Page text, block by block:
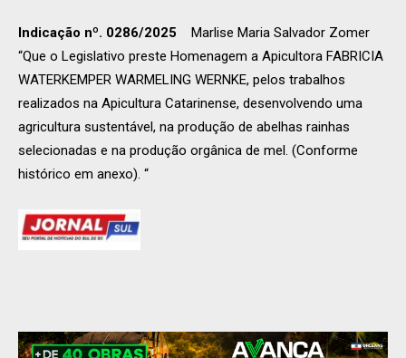
Indicação nº. 0286/2025
Marlise Maria Salvador Zomer
“Que o Legislativo preste Homenagem a Apicultora FABRICIA
WATERKEMPER WARMELING WERNKE, pelos trabalhos
realizados na Apicultura Catarinense, desenvolvendo uma
agricultura sustentável, na produção de abelhas rainhas
selecionadas e na produção orgânica de mel. (Conforme
histórico em anexo). “